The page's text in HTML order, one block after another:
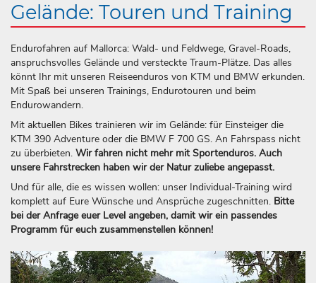
Gelände: Touren und Training
Endurofahren auf Mallorca: Wald- und Feldwege, Gravel-Roads,
anspruchsvolles Gelände und versteckte Traum-Plätze. Das alles
könnt Ihr mit unseren Reiseenduros von KTM und BMW erkunden.
Mit Spaß bei unseren Trainings, Endurotouren und beim
Endurowandern.
Mit aktuellen Bikes trainieren wir im Gelände: für Einsteiger die
KTM 390 Adventure oder die BMW F 700 GS. An Fahrspass nicht
zu überbieten. Wir fahren nicht mehr mit Sportenduros. Auch
unsere Fahrstrecken haben wir der Natur zuliebe angepasst.
Und für alle, die es wissen wollen: unser Individual-Training wird
komplett auf Eure Wünsche und Ansprüche zugeschnitten. Bitte
bei der Anfrage euer Level angeben, damit wir ein passendes
Programm für euch zusammenstellen können!